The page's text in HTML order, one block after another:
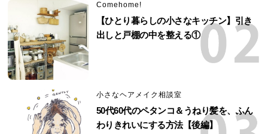
Comehome!
【ひとり暮らしの小さなキッチン】引き
出しと戸棚の中を整える①
小さなヘアメイク相談室
50代60代のペタンコ＆うねり髪を、ふん
わりきれいにする方法【後編】